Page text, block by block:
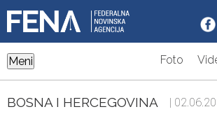
Meni Foto
BOSNA I HERCEGOVINA |